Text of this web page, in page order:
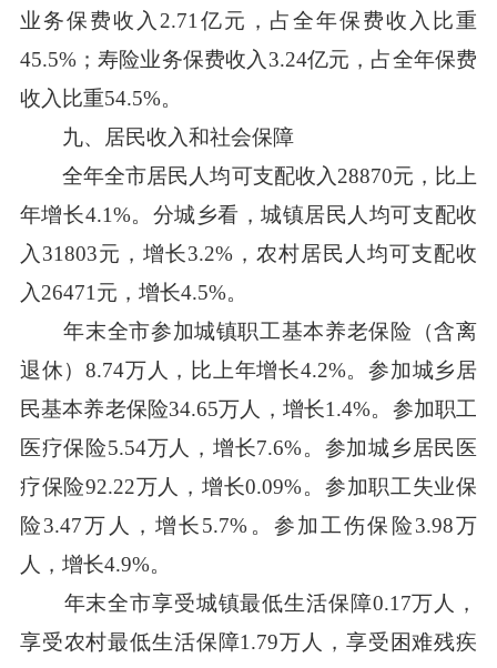
业务保费收入2.71亿元，占全年保费收入比重
45.5%；寿险业务保费收入3.24亿元，占全年保费
收入比重54.5%。
九、居民收入和社会保障
全年全市居民人均可支配收入28870元，比上
年增长4.1%。分城乡看，城镇居民人均可支配收
入31803元，增长3.2%，农村居民人均可支配收
入26471元，增长4.5%。
年末全市参加城镇职工基本养老保险（含离
退休）8.74万人，比上年增长4.2%。参加城乡居
民基本养老保险34.65万人，增长1.4%。参加职工
医疗保险5.54万人，增长7.6%。参加城乡居民医
疗保险92.22万人，增长0.09%。参加职工失业保
险3.47万人，增长5.7%。参加工伤保险3.98万
人，增长4.9%。
年末全市享受城镇最低生活保障0.17万人，
享受农村最低生活保障1.79万人，享受困难残疾